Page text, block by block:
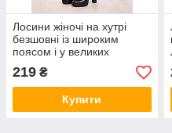
Лосини жіночі на хутрі
безшовні із широким
поясом і у великих
розмірах XL — 6XL Лосини
зимові Ластівка — батал
219 ₴
Купити